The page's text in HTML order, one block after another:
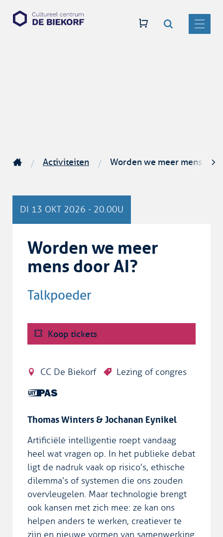
CC
MENU
Activiteiten Worden we meer mens
DI 13 OKT 2026 - 20.00U
Worden we meer
mens door AI?
Talkpoeder
Koop tickets
CC De Biekorf
Lezing of congres
Dit is
UiTPAS
Thomas Winters & Jochanan Eynikel
Artificiële intelligentie roept vandaag
heel wat vragen op. In het publieke debat
ligt de nadruk vaak op risico’s, ethische
dilemma’s of systemen die ons zouden
overvleugelen. Maar technologie brengt
ook kansen met zich mee: ze kan ons
helpen anders te werken, creatiever te
zijn en nieuwe vormen van samenwerking